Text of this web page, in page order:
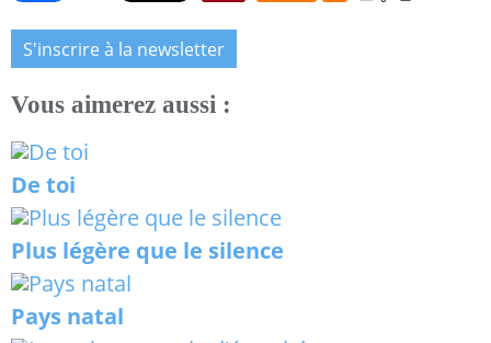
S'inscrire à la newsletter
Vous aimerez aussi :
De toi
Plus légère que le silence
Pays natal